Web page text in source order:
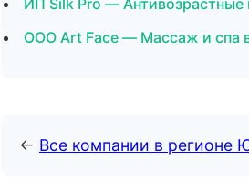
ИП Silk Pro —
ООО Art Face — Массаж и спа
← Все компании в регионе